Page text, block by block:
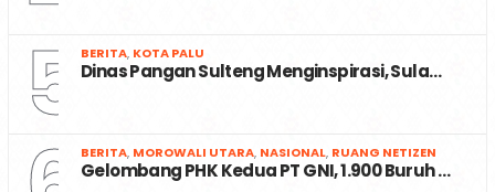
5 BERITA, KOTA PALU
Dinas Pangan Sulteng Menginspirasi, Sula…
BERITA, MOROWALI UTARA, NASIONAL, RUANG NETIZEN
Gelombang PHK Kedua PT GNI, 1.900 Buruh …